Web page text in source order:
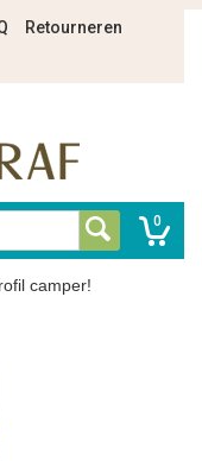
Retourneren
0
camper!